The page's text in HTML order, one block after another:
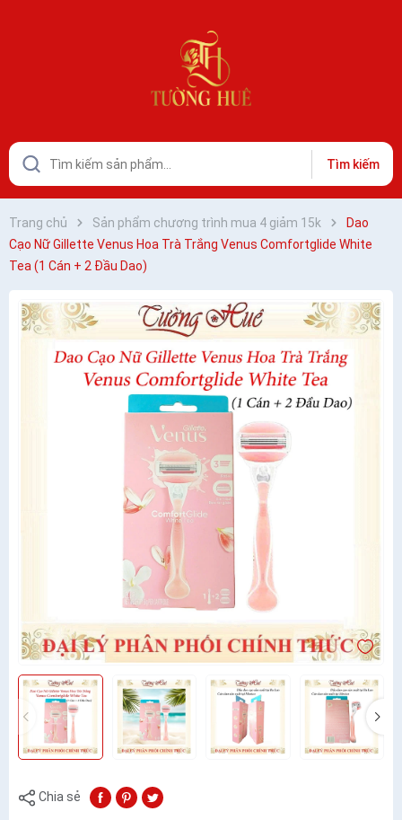
Tìm kiếm
Trang chủ Sản phẩm chương trình mua 4 giảm 15k
Dao
Cạo Nữ Gillette Venus Hoa Trà Trắng Venus Comfortglide White
Tea (1 Cán + 2 Đầu Dao)
Chia sẻ